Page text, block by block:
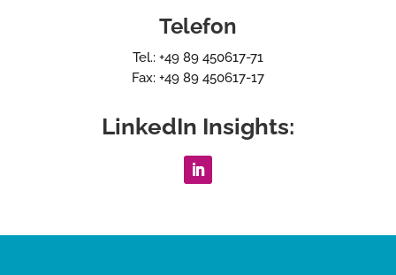
Telefon
Tel.: +49 89 450617-71
Fax: +49 89 450617-17
LinkedIn Insights: